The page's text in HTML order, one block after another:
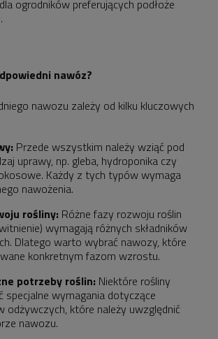
ogrodników preferujących podłoże
nawóz?
nawozu zależy od kilku kluczowych
Przede wszystkim należy wziąć pod
uprawy, np. gleba, hydroponika czy
Każdy z tych typów wymaga
nawożenia.
rośliny: Różne fazy rozwoju roślin
wymagają różnych składników
Dlatego warto wybrać nawozy, które
konkretnym fazom wzrostu.
potrzeby roślin: Niektóre rośliny
specjalne wymagania dotyczące
odżywczych, które należy uwzględnić
nawozu.